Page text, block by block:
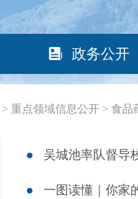
政务公开
> 重点领域信息公开 > 食品
吴城池率队督导
一图读懂｜你家